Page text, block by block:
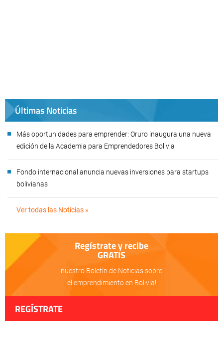
Últimas Noticias
Más oportunidades para emprender: Oruro inaugura una nueva
edición de la Academia para Emprendedores Bolivia
Fondo internacional anuncia nuevas inversiones para startups
bolivianas
Ver todas las Noticias »
Regístrate y recibe
GRATIS
nuestro Boletín de Noticias sobre
el emprendimiento en Bolivia!
REGÍSTRATE